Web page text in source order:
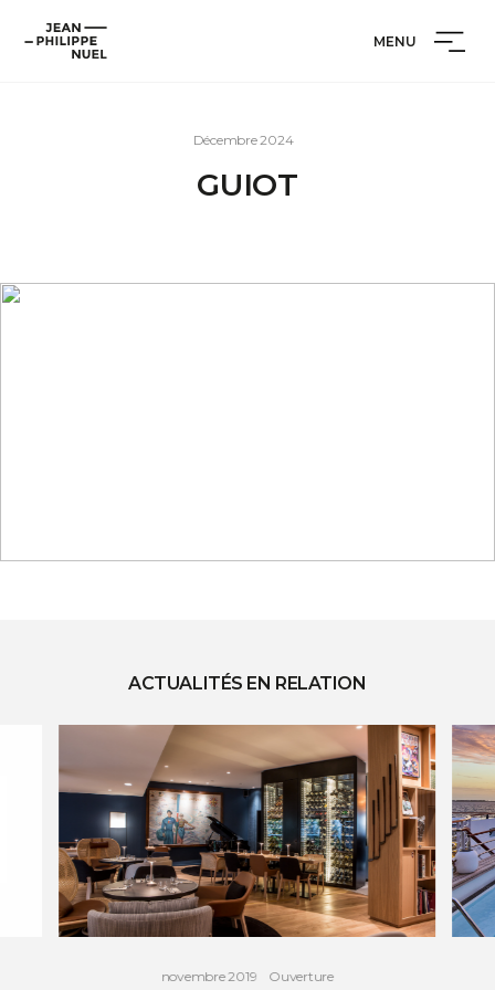
contenu
Jean-
Philippe
MENU
Décembre 2024
GUIOT
ACTUALITÉS EN RELATION
novembre 2019 Ouverture